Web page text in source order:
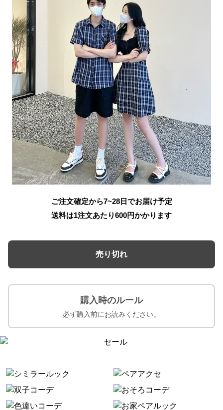
ご注文確定から7~28日でお届け予定
送料は1注文あたり600円かかります
売り切れ
購入時のルール
必ず購入前にお読みください。